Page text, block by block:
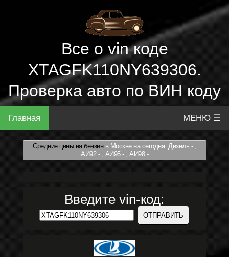
Все о vin коде
XTAGFK110NY639306.
Проверка авто по ВИН коду
Главная МЕНЮ ☰
Средние цены на бензинв Москве на сегодня: Дизель - ,
АИ92 - , АИ95 - , АИ98 -
Введите vin-код: